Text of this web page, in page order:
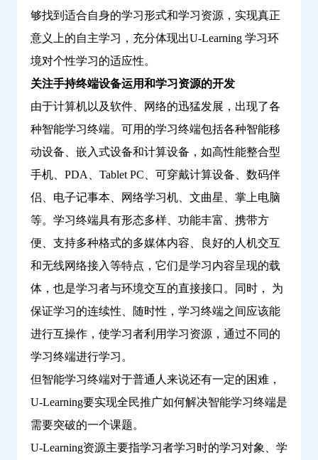
够找到适合自身的学习形式和学习资源，实现真正
意义上的自主学习，充分体现出U-Learning 学习环
境对个性学习的适应性。
关注手持终端设备运用和学习资源的开发
由于计算机以及软件、网络的迅猛发展，出现了各
种智能学习终端。可用的学习终端包括各种智能移
动设备、嵌入式设备和计算设备，如高性能整合型
手机、PDA、Tablet PC、可穿戴计算设备、数码伴
侣、电子记事本、网络学习机、文曲星、掌上电脑
等。学习终端具有形态多样、功能丰富、携带方
便、支持多种格式的多媒体内容、良好的人机交互
和无线网络接入等特点，它们是学习内容呈现的载
体，也是学习者与环境交互的直接接口。同时， 为
保证学习的连续性、随时性，学习终端之间应该能
进行互操作，使学习者利用学习资源，通过不同的
学习终端进行学习。
但智能学习终端对于普通人来说还有一定的困难，
U-Learning要实现全民推广如何解决智能学习终端是
需要突破的一个课题。
U-Learning资源主要指学习者学习时的学习对象、学